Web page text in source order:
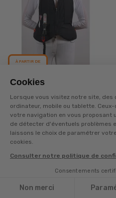
Cookies
Lorsque vous visitez notre site,
ordinateur, mobile ou tablette.
votre navigation en vous proposant
de détecter d'éventuels problèmes
laissons le choix de paramétrer
cookies.
Consulter notre politique de
Consentements
Non merci
À PARTIR DE
HIT AIR
AIRBAG OURAYE
HARCOUR X HIT AIR
OFFRE
L'OFFRE SUR LE PACK :
OURAYE, METTEZ CES
DEUX ARTICLES DANS
L’OFFRE S'APPLIQUERA
AUTOMATIQUEMENT.
Disponible en livraison